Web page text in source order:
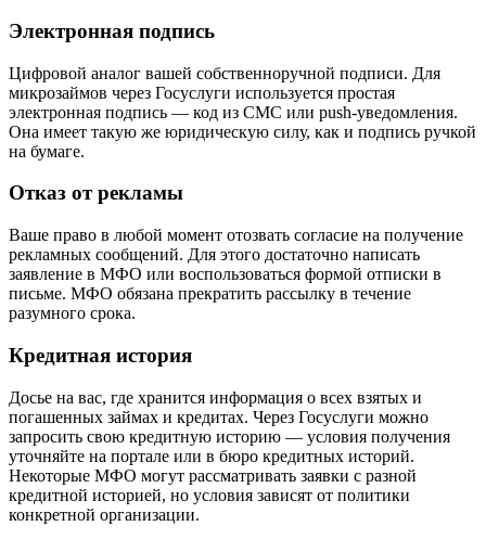
Электронная подпись
Цифровой аналог вашей собственноручной подписи. Для
микрозаймов через Госуслуги используется простая
электронная подпись — код из СМС или push-уведомления.
Она имеет такую же юридическую силу, как и подпись ручкой
на бумаге.
Отказ от рекламы
Ваше право в любой момент отозвать согласие на получение
рекламных сообщений. Для этого достаточно написать
заявление в МФО или воспользоваться формой отписки в
письме. МФО обязана прекратить рассылку в течение
разумного срока.
Кредитная история
Досье на вас, где хранится информация о всех взятых и
погашенных займах и кредитах. Через Госуслуги можно
запросить свою кредитную историю — условия получения
уточняйте на портале или в бюро кредитных историй.
Некоторые МФО могут рассматривать заявки с разной
кредитной историей, но условия зависят от политики
конкретной организации.